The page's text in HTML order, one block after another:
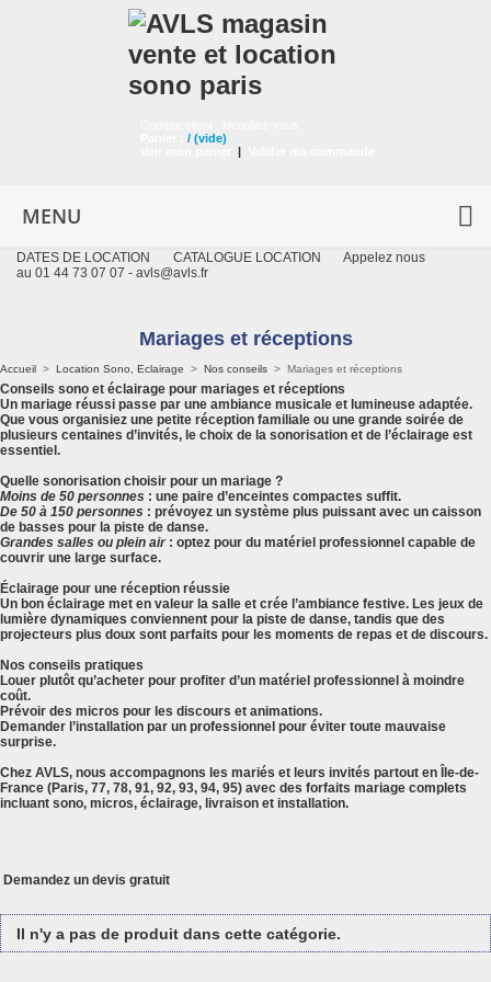
/ (vide)
|
MENU
DATES DE LOCATION CATALOGUE LOCATION
Appelez nous
au 01 44 73 07 07 - avls@avls.fr
Mariages et réceptions
Accueil > Location Sono, Eclairage > Nos conseils > Mariages et réceptions
Conseils sono et éclairage pour mariages et réceptions
Un mariage réussi passe par une ambiance musicale et lumineuse adaptée.
Que vous organisiez une petite réception familiale ou une grande soirée de
plusieurs centaines d’invités, le choix de la sonorisation et de l’éclairage est
essentiel.
Quelle sonorisation choisir pour un mariage ?
Moins de 50 personnes : une paire d’enceintes compactes suffit.
De 50 à 150 personnes : prévoyez un système plus puissant avec un caisson
de basses pour la piste de danse.
Grandes salles ou plein air : optez pour du matériel professionnel capable de
couvrir une large surface.
Éclairage pour une réception réussie
Un bon éclairage met en valeur la salle et crée l’ambiance festive. Les jeux de
lumière dynamiques conviennent pour la piste de danse, tandis que des
projecteurs plus doux sont parfaits pour les moments de repas et de discours.
Nos conseils pratiques
Louer plutôt qu’acheter pour profiter d’un matériel professionnel à moindre
coût.
Prévoir des micros pour les discours et animations.
Demander l’installation par un professionnel pour éviter toute mauvaise
surprise.
Chez AVLS, nous accompagnons les mariés et leurs invités partout en Île-de-
France (Paris, 77, 78, 91, 92, 93, 94, 95) avec des forfaits mariage complets
incluant sono, micros, éclairage, livraison et installation.
Demandez un devis gratuit
Il n'y a pas de produit dans cette catégorie.